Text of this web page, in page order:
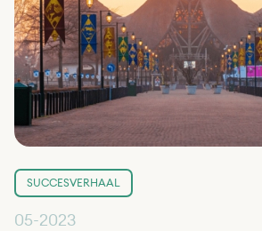
SUCCESVERHAAL
05-2023